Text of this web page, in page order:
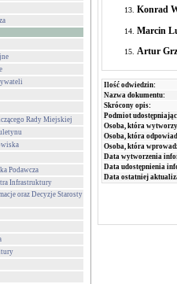
Rady Miejskiej
Podawcza
Infrastruktury
oraz Decyzje Starosty
Konrad
Marcin
Artur
Ilość odwiedzin:
Nazwa dokumentu:
Skrócony opis:
Podmiot
Osoba, która
Osoba, która
Osoba, która
Data wytworzenia
Data udostępnienia
Data ostatniej